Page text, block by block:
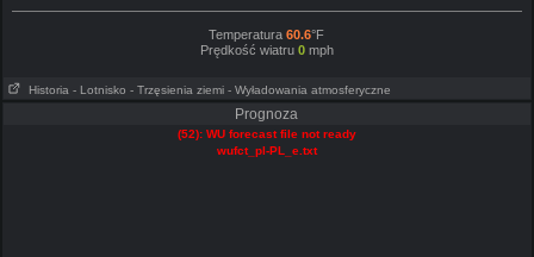
Temperatura60.6°F
Prędkość wiatru 0mph
Historia - Lotnisko - Trzęsienia ziemi - Wyładowania atmosferyczne
Prognoza
(52): WU forecast file not ready
wufct_pl-PL_e.txt